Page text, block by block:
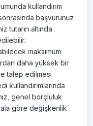
kullandırım
başvurunuz
tutarın altında
maksimum
daha yüksek bir
talep edilmesi
kullandırımlarında
genel borçluluk
göre değişkenlik